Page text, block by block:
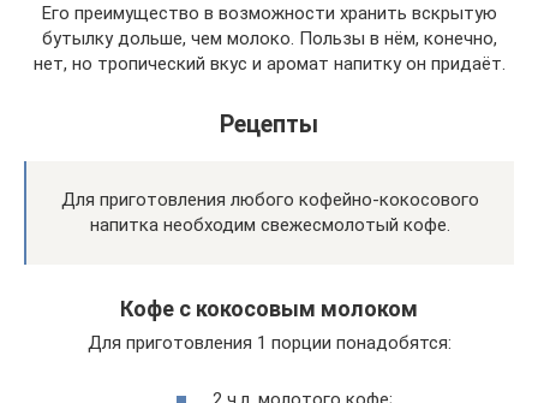
Его преимущество в возможности хранить вскрытую
бутылку дольше, чем молоко. Пользы в нём, конечно,
нет, но тропический вкус и аромат напитку он придаёт.
Рецепты
Для приготовления любого кофейно-кокосового
напитка необходим свежесмолотый кофе.
Кофе с кокосовым молоком
Для приготовления 1 порции понадобятся: